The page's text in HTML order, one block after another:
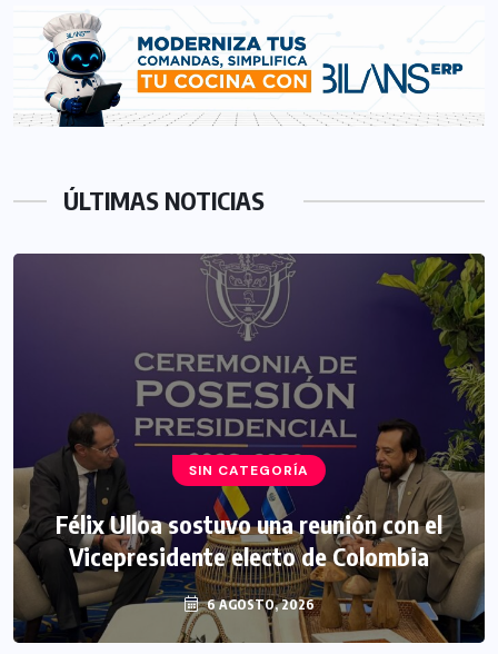
ÚLTIMAS NOTICIAS
SIN CATEGORÍA
Félix Ulloa sostuvo una reunión con el
Vicepresidente electo de Colombia
6 AGOSTO, 2026